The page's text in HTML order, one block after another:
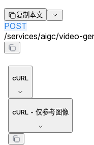
复制本文
POST
/services/aigc/video-
cURL
cURL - 仅参考图像